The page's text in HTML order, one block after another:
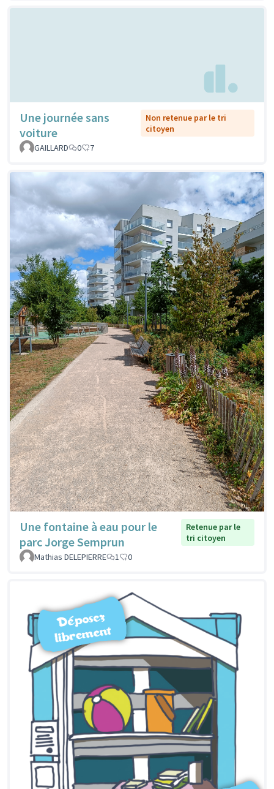
Une journée sans
voiture
Non retenue par le tri
citoyen
GAILLARD
0 7
Une fontaine à eau pour le
parc Jorge Semprun
Retenue par le
tri citoyen
Mathias DELEPIERRE
1 0